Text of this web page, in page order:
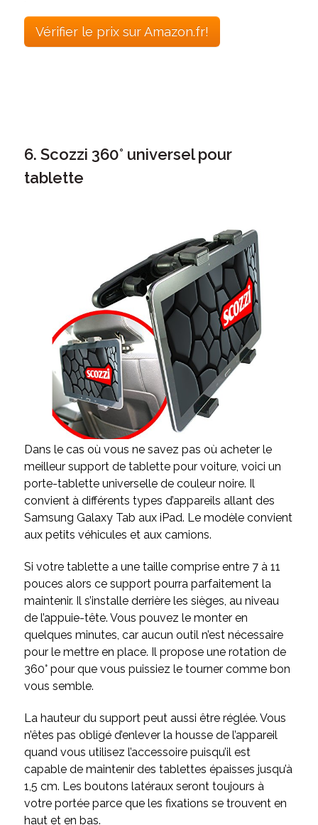
Vérifier le prix sur Amazon.fr!
6. Scozzi 360° universel pour
tablette
Dans le cas où vous ne savez pas où acheter le
meilleur support de tablette pour voiture, voici un
porte-tablette universelle de couleur noire. Il
convient à différents types d’appareils allant des
Samsung Galaxy Tab aux iPad. Le modèle convient
aux petits véhicules et aux camions.
Si votre tablette a une taille comprise entre 7 à 11
pouces alors ce support pourra parfaitement la
maintenir. Il s’installe derrière les sièges, au niveau
de l’appuie-tête. Vous pouvez le monter en
quelques minutes, car aucun outil n’est nécessaire
pour le mettre en place. Il propose une rotation de
360° pour que vous puissiez le tourner comme bon
vous semble.
La hauteur du support peut aussi être réglée. Vous
n’êtes pas obligé d’enlever la housse de l’appareil
quand vous utilisez l’accessoire puisqu’il est
capable de maintenir des tablettes épaisses jusqu’à
1,5 cm. Les boutons latéraux seront toujours à
votre portée parce que les fixations se trouvent en
haut et en bas.